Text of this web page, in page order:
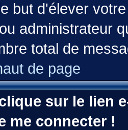
but d'élever
administrateur
total de
de page
sur le lien
me connecter !